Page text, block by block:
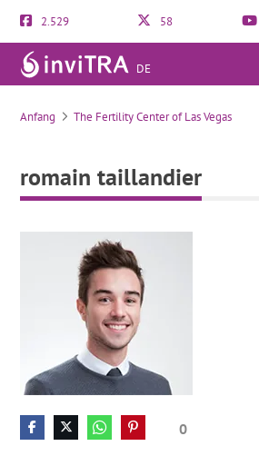
2.529 58
DE
romain taillandier
Anfang The Fertility Center of Las Vegas
romain taillandier
0